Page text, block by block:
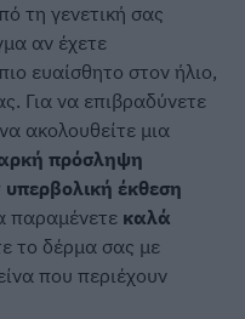
τη γενετική σας
αν έχετε
ευαίσθητο στον ήλιο,
Για να επιβραδύνετε
ακολουθείτε μια
πρόσληψη
έκθεση
παραμένετε καλά
το δέρμα σας με
που περιέχουν